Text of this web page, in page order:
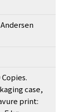
case,
print: